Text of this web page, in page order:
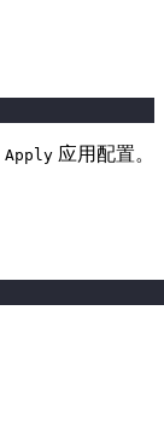
Apply 应用配置。